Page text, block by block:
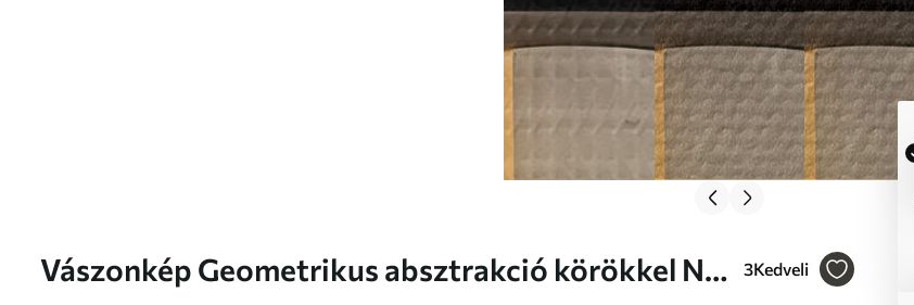
Vászonkép Geometrikus absztrakció körökkel Nr
3Kedveli